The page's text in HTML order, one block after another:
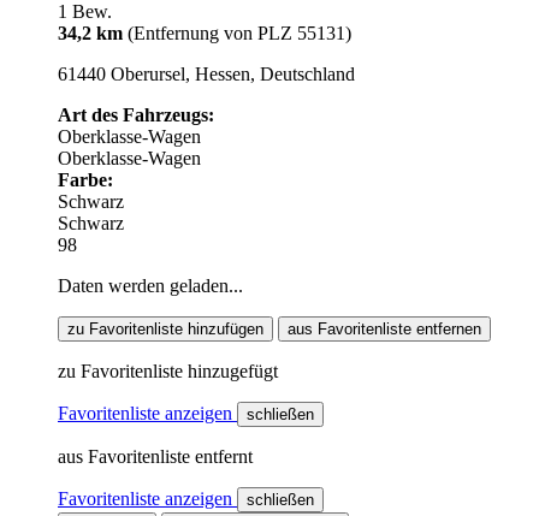
1 Bew.
34,2 km (Entfernung von PLZ 55131)
61440 Oberursel, Hessen, Deutschland
Art des Fahrzeugs:
Oberklasse-Wagen
Oberklasse-Wagen
Farbe:
Schwarz
Schwarz
98
Daten werden geladen...
zu Favoritenliste hinzufügen aus Favoritenliste entfernen
zu Favoritenliste hinzugefügt
Favoritenliste anzeigen schließen
aus Favoritenliste entfernt
Favoritenliste anzeigen schließen